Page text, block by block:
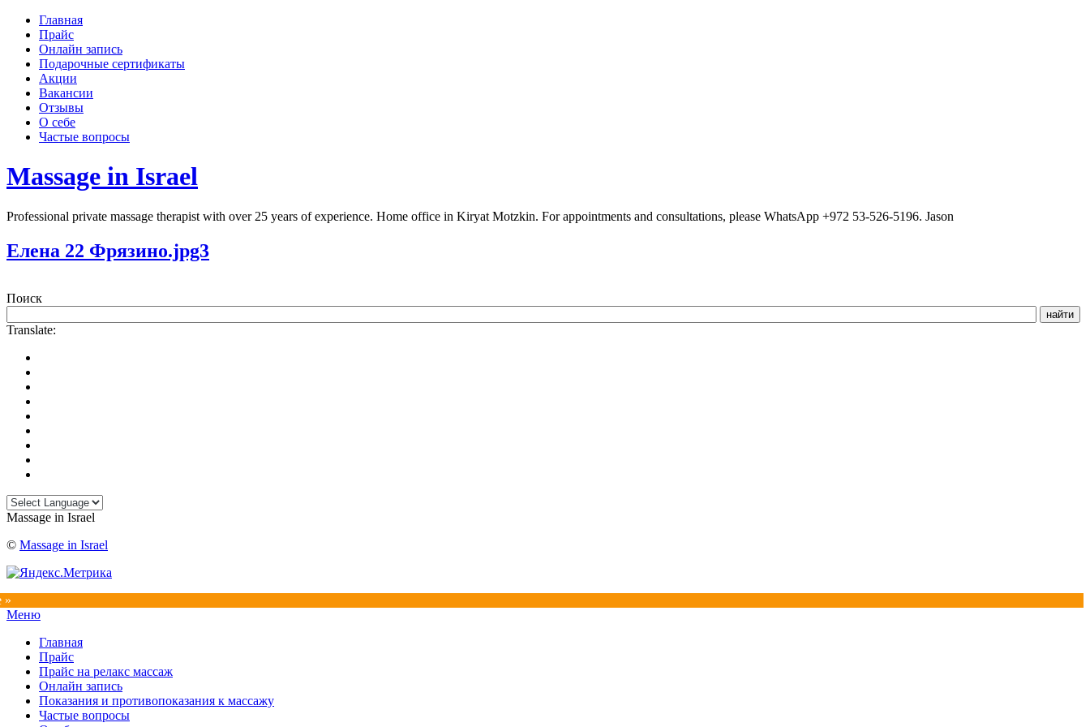
Главная
Прайс
Онлайн запись
Подарочные сертификаты
Акции
Вакансии
Отзывы
О себе
Частые вопросы
Massage in Israel
Professional private massage therapist with over 25 years of experience. Home office in Kiryat Motzkin. For appointments and consultations, please WhatsApp +972 53-526-5196. Jason
Елена 22 Фрязино.jpg3
Поиск
Translate:
Massage in Israel
© Massage in Israel
»
Прокрутка
Меню
Главная
Прайс
Прайс на релакс массаж
Онлайн запись
Показания и противопоказания к массажу
Частые вопросы